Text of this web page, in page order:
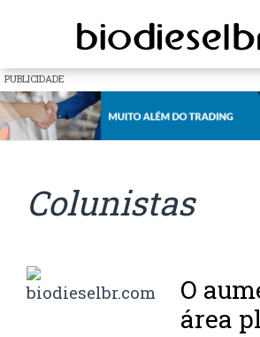
PUBLICIDADE
Colunistas
O
área